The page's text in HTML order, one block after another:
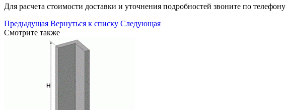
Для расчета стоимости доставки и уточнения подробностей звоните по телефону
Предыдущая Вернуться к списку Следующая
Смотрите также